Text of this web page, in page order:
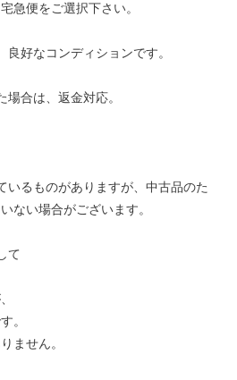
急便をご選択下さい。
好なコンディションです。
合は、返金対応。
いるものがありますが、中古品のた
ない場合がございます。
て
。
ません。